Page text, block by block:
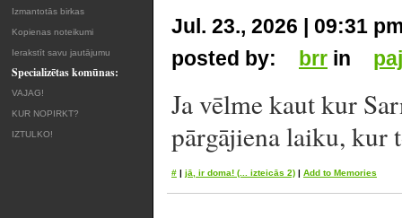
Izmantotās birkas
Kopienas noteikumi
Ierakstīt savu jautājumu
Specializētas komūnas:
VAJAG!
KUR NOPIRKT?
IZTULKO!
Jul. 23., 2026 | 09:31
posted by:
brr in
Ja vēlme kaut kur
pārgājiena laiku, kur
# | jā, ir doma! (... izteicās 2) | Add to Memories